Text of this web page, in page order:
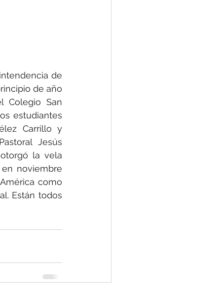
de
de año
Colegio San
estudiantes
Carrillo y
Jesús
la vela
noviembre
como
Están todos